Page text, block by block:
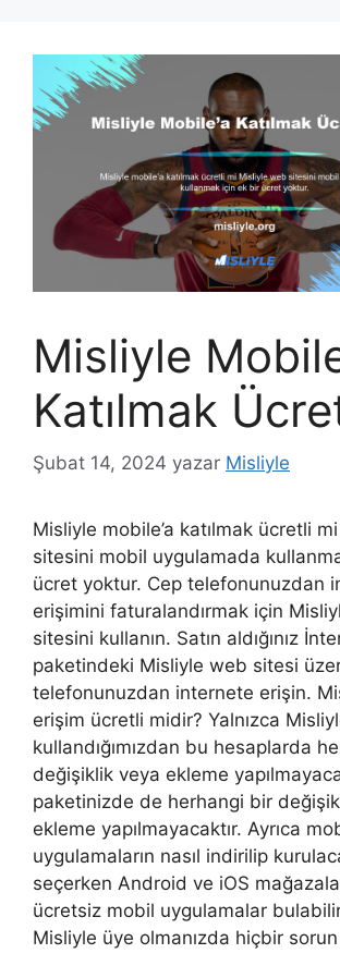
Misliyle
Katılmak
Şubat 14, 2024 yazar Misliyle
Misliyle mobile’a katılmak ücretli
sitesini mobil uygulamada
ücret yoktur. Cep telefonunuzdan
erişimini faturalandırmak için
sitesini kullanın. Satın aldığınız
paketindeki Misliyle web sitesi
telefonunuzdan internete erişin.
erişim ücretli midir? Yalnızca
kullandığımızdan bu hesaplarda
değişiklik veya ekleme
paketinizde de herhangi bir
ekleme yapılmayacaktır. Ayrıca
uygulamaların nasıl indirilip
seçerken Android ve iOS
ücretsiz mobil uygulamalar
Misliyle üye olmanızda hiçbir